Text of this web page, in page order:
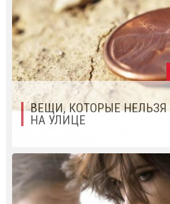
ВЕЩИ, КОТОРЫЕ
НА УЛИЦЕ